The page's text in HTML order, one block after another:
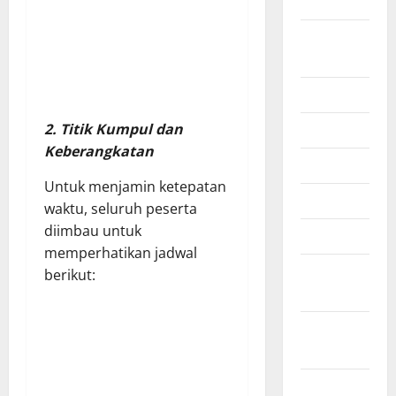
2. Titik Kumpul dan
Keberangkatan
Untuk menjamin ketepatan
waktu, seluruh peserta
diimbau untuk
memperhatikan jadwal
berikut: